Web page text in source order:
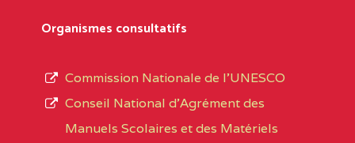
Noms
Localité
L’offre d’éducation del’Enseignement
d’immatriculation du mois de septembre
Organismes consultatifs
Commission Nationale de l’UNESCO
Conseil National d’Agrément des
Manuels Scolaires et des Matériels